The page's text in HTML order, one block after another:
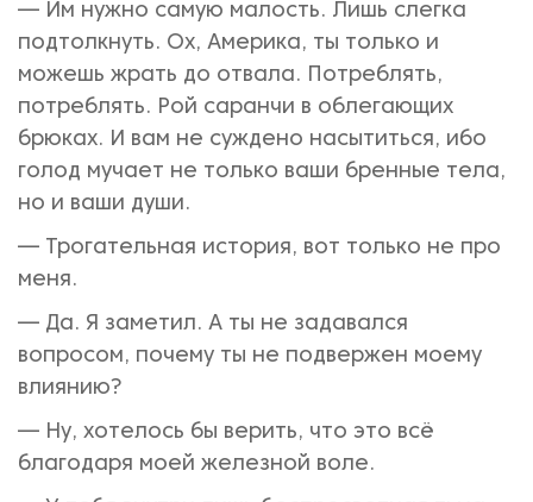
— Им нужно самую малость. Лишь слегка
подтолкнуть. Ох, Америка, ты только и
можешь жрать до отвала. Потреблять,
потреблять. Рой саранчи в облегающих
брюках. И вам не суждено насытиться, ибо
голод мучает не только ваши бренные тела,
но и ваши души.
— Трогательная история, вот только не про
меня.
— Да. Я заметил. А ты не задавался
вопросом, почему ты не подвержен моему
влиянию?
— Ну, хотелось бы верить, что это всё
благодаря моей железной воле.